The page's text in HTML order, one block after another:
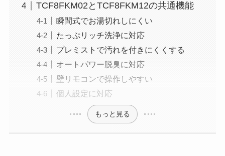
TCF8FKM02とTCF8FKM12の共通機能
瞬間式でお湯切れしにくい
たっぷリッチ洗浄に対応
プレミストで汚れを付きにくくする
オートパワー脱臭に対応
壁リモコンで操作しやすい
個人設定に対応
もっと見る